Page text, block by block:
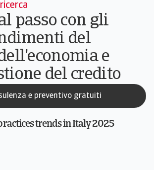
passo con gli
del
e
del credito
e preventivo gratuiti
trends in Italy 2025